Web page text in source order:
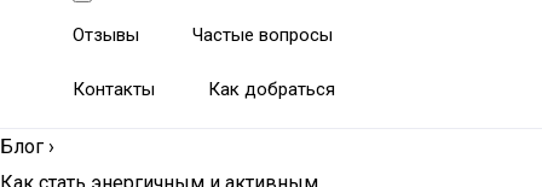
Отзывы Частые вопросы
Контакты Как добраться
Блог ›